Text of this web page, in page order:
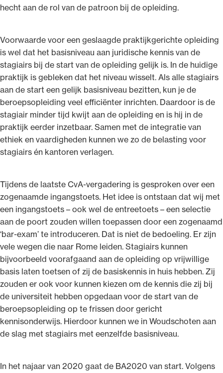
hecht aan de rol van de patroon bij de opleiding.
Voorwaarde voor een geslaagde praktijkgerichte opleiding
is wel dat het basisniveau aan juridische kennis van de
stagiairs bij de start van de opleiding gelijk is. In de huidige
praktijk is gebleken dat het niveau wisselt. Als alle stagiairs
aan de start een gelijk basisniveau bezitten, kun je de
beroepsopleiding veel efficiënter inrichten. Daardoor is de
stagiair minder tijd kwijt aan de opleiding en is hij in de
praktijk eerder inzetbaar. Samen met de integratie van
ethiek en vaardigheden kunnen we zo de belasting voor
stagiairs én kantoren verlagen.
Tijdens de laatste CvA-vergadering is gesproken over een
zogenaamde ingangstoets. Het idee is ontstaan dat wij met
een ingangstoets – ook wel de entreetoets – een selectie
aan de poort zouden willen toepassen door een zogenaamd
‘bar-exam’ te introduceren. Dat is niet de bedoeling. Er zijn
vele wegen die naar Rome leiden. Stagiairs kunnen
bijvoorbeeld voorafgaand aan de opleiding op vrijwillige
basis laten toetsen of zij de basiskennis in huis hebben. Zij
zouden er ook voor kunnen kiezen om de kennis die zij bij
de universiteit hebben opgedaan voor de start van de
beroepsopleiding op te frissen door gericht
kennisonderwijs. Hierdoor kunnen we in Woudschoten aan
de slag met stagiairs met eenzelfde basisniveau.
In het najaar van 2020 gaat de BA2020 van start. Volgens